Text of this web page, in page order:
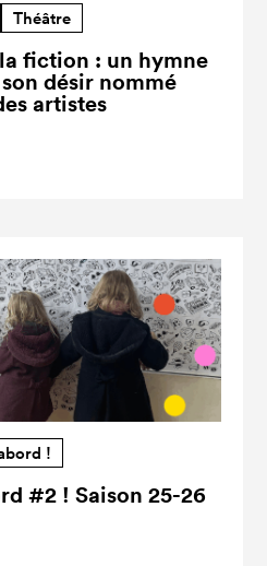
Théâtre
fiction : un hymne
désir nommé
artistes
!
#2 ! Saison 25-26